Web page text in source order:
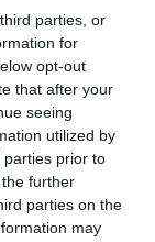
parties, or
for
opt-out
that after your
seeing
utilized by
parties prior to
further
parties on the
may
pápa